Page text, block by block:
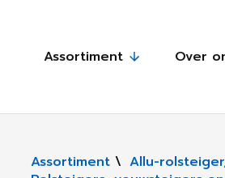
Assortiment Over
Assortiment \ Allu-